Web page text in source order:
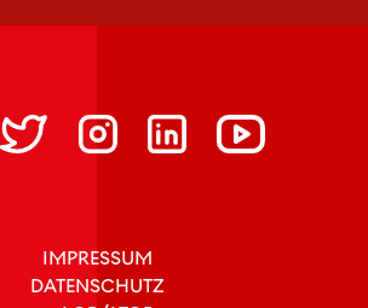
IMPRESSUM
DATENSCHUTZ